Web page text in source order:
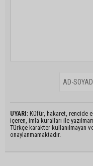
UYARI: Küfür, hakaret, rencide
içeren, imla kuralları ile
Türkçe karakter kullanılmayan
onaylanmamaktadır.